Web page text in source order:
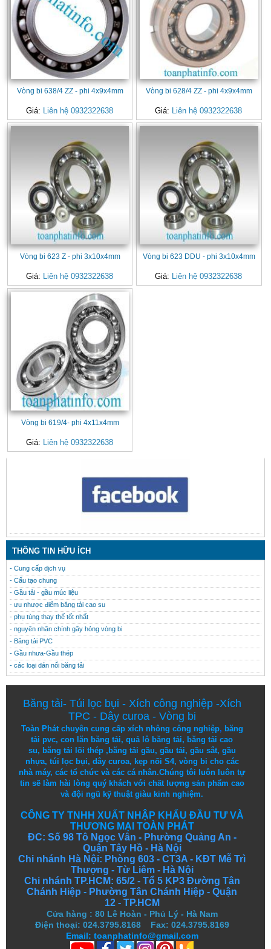
Vòng bi 638/4 ZZ - phi 4x9x4mm
Giá: Liên hệ 0932322638
Vòng bi 628/4 ZZ - phi 4x9x4mm
Giá: Liên hệ 0932322638
Vòng bi 623 Z - phi 3x10x4mm
Giá: Liên hệ 0932322638
Vòng bi 623 DDU - phi 3x10x4mm
Giá: Liên hệ 0932322638
Vòng bi 619/4- phi 4x11x4mm
Giá: Liên hệ 0932322638
THÔNG TIN HỮU ÍCH
- Cung cấp dịch vụ
- Cấu tạo chung
- Gầu tải - gầu múc liệu
- ưu nhược điểm băng tải cao su
- phụ tùng thay thế tốt nhất
- nguyên nhân chính gây hỏng vòng bi
- Băng tải PVC
- Gầu nhưa-Gầu thép
- các loại dán nối băng tải
Băng tải- Túi lọc bụi - Xích công nghiệp-Xích
TPC - Dây curoa- Vòng bi
Toàn Phát chuyên cung cấp xích nhông công nghiệp, băng
tải pvc,con lăn băng tải,quả lô băng tải, băng tải cao
su, băng tải lõi thép, băng tải gầu, gầu tải, gầu sắt, gầu
nhựa, túi lọc bụi, dây curoa, kẹp nối S4, vòng bi cho các
nhà máy, các tổ chức và các cá nhân.Chúng tôi luôn luôn tự
tin sẽ làm hài lòng quý khách với chất lượng sảnphẩm cao
vàđội ngũ kỹ thuậtgiàu kinh nghiệm.
CÔNG TY TNHH XUẤT NHẬP KHẨU ĐẦU TƯ VÀ
THƯƠNG MẠI TOÀN PHÁT
ĐC: Số 98 Tô Ngọc Vân - Phường Quảng An -
Quận Tây Hồ - Hà Nội
Chi nhánh Hà Nội: Phòng 603 - CT3A - KĐT Mễ Trì
Thượng - Từ Liêm - Hà Nội
Chi nhánh TP.HCM: 65/2 - Tổ 5 KP3 Đường Tân
Chánh Hiệp - Phường Tân Chánh Hiệp - Quận
12 - TP.HCM
Cửa hàng : 80 Lê Hoàn - Phủ Lý - Hà Nam
Điện thoại: 024.3795.8168 Fax: 024.3795.8169
Email: toanphatinfo@gmail.com